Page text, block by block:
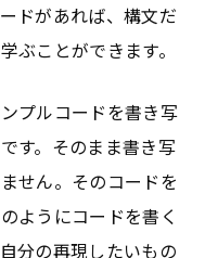
ドがあれば、構文だ
ぶことができます。
プルコードを書き写
す。そのまま書き写
せん。そのコードを
ようにコードを書く
分の再現したいもの